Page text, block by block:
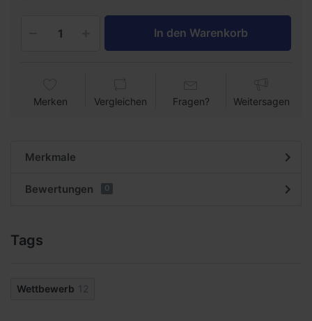
In den Warenkorb
Merken Vergleichen Fragen? Weitersagen
Merkmale
Bewertungen 0
Tags
Wettbewerb 12